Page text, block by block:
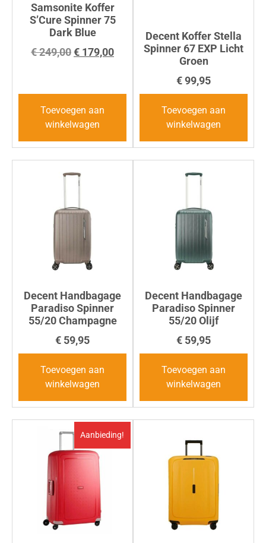
Samsonite Koffer
S’Cure Spinner 75
Dark Blue
€249,00€ 179,00
Toevoegen aan
winkelwagen
Decent Koffer Stella
Spinner 67 EXP Licht
Groen
€99,95
Toevoegen aan
winkelwagen
Decent Handbagage
Paradiso Spinner
55/20 Champagne
€ 59,95
Toevoegen aan
winkelwagen
Decent Handbagage
Paradiso Spinner
55/20 Olijf
€ 59,95
Toevoegen aan
winkelwagen
Aanbieding!